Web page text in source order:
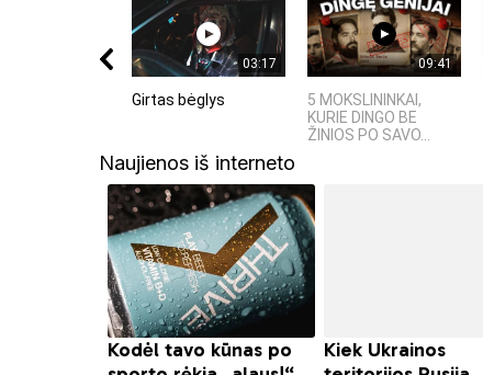
03:17
Girtas bėglys
09:41
5 MOKSLININKAI,
KURIE DINGO BE
ŽINIOS PO SAVO...
Naujienos iš interneto